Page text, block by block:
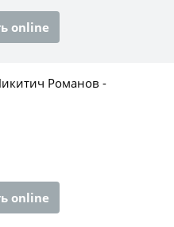
online
Романов -
online